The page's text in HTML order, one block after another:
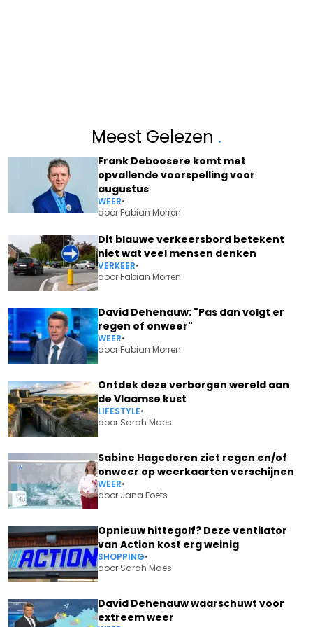
Meest Gelezen .
Frank Deboosere komt met
opvallende voorspelling voor
augustus
WEER•
doorFabian Morren
Dit blauwe verkeersbord betekent
niet wat veel mensen denken
VERKEER•
doorFabian Morren
David Dehenauw: "Pas dan volgt er
regen of onweer"
WEER•
doorFabian Morren
Ontdek deze verborgen wereld aan
de Vlaamse kust
LIFESTYLE•
door Sarah Maes
Sabine Hagedoren ziet regen en/of
onweer op weerkaarten verschijnen
WEER•
door Jana Foets
Opnieuw hittegolf? Deze ventilator
van Action kost erg weinig
SHOPPING•
door Sarah Maes
David Dehenauw waarschuwt voor
extreem weer